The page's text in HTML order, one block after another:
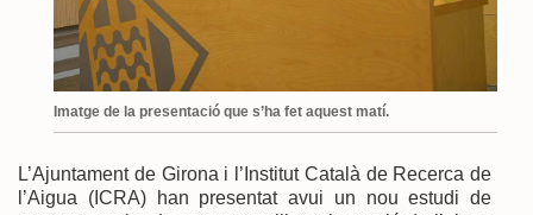
Imatge de la presentació que s’ha fet aquest matí.
L’Ajuntament de Girona i l’Institut Català de Recerca de
l’Aigua (ICRA) han presentat avui un nou estudi de